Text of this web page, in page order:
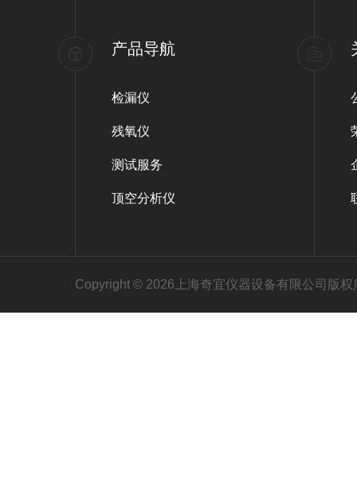
产品导航
检漏仪
残氧仪
测试服务
顶空分析仪
Copyright © 2026上海奇宜仪器设备有限公司版